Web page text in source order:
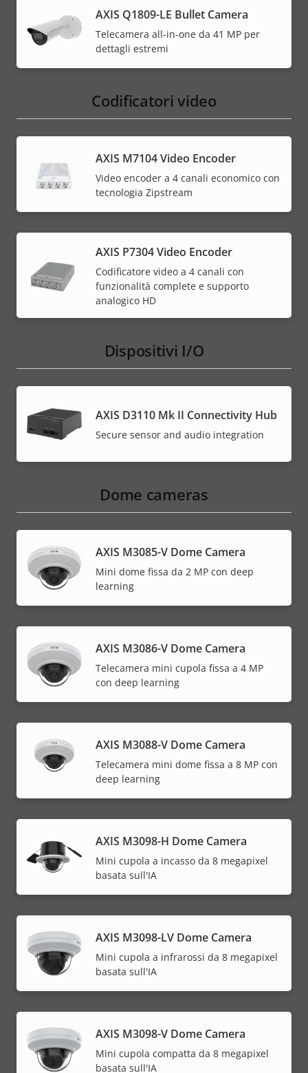
AXIS Q1809-LE Bullet Camera
Telecamera all-in-one da 41 MP per
dettagli estremi
Codificatori video
AXIS M7104 Video Encoder
Video encoder a 4 canali economico con
tecnologia Zipstream
AXIS P7304 Video Encoder
Codificatore video a 4 canali con
funzionalità complete e supporto
analogico HD
Dispositivi I/O
AXIS D3110 Mk II Connectivity Hub
Secure sensor and audio integration
Dome cameras
AXIS M3085-V Dome Camera
Mini dome fissa da 2 MP con deep
learning
AXIS M3086-V Dome Camera
Telecamera mini cupola fissa a 4 MP
con deep learning
AXIS M3088-V Dome Camera
Telecamera mini dome fissa a 8 MP con
deep learning
AXIS M3098-H Dome Camera
Mini cupola a incasso da 8 megapixel
basata sull'IA
AXIS M3098-LV Dome Camera
Mini cupola a infrarossi da 8 megapixel
basata sull'IA
AXIS M3098-V Dome Camera
Mini cupola compatta da 8 megapixel
basata sull'IA